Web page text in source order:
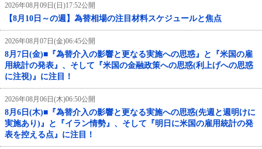
2026年08月09日(日)17:52公開
【8月10日～の週】為替相場の注目材料スケジュールと焦点
2026年08月07日(金)06:45公開
8月7日(金)■『為替介入の影響と更なる実施への思惑』と『米国の雇
用統計の発表』、そして『米国の金融政策への思惑(利上げへの思惑
に注視)』に注目！
2026年08月06日(木)06:50公開
8月6日(木)■『為替介入の影響と更なる実施への思惑(先週と週明けに
実施あり)』と『イラン情勢』、そして『明日に米国の雇用統計の発
表を控える点』に注目！